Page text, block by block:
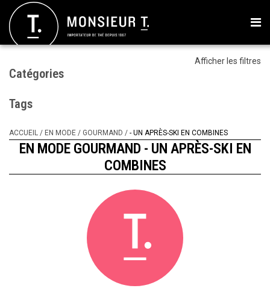
Afficher les filtres
Catégories
Tags
ACCUEIL / EN MODE / GOURMAND / - UN APRÈS-SKI EN COMBINES
EN MODE GOURMAND - UN APRÈS-SKI EN
COMBINES